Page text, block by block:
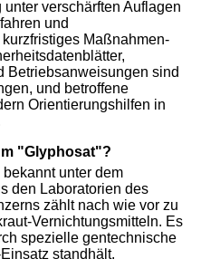
verschärften Auflagen
und
Maßnahmen-
Betriebsanweisungen sind
und betroffene
Orientierungshilfen in
"Glyphosat"?
unter dem
den Laboratorien des
zählt nach wie vor zu
Vernichtungsmitteln. Es
spezielle gentechnische
standhält.